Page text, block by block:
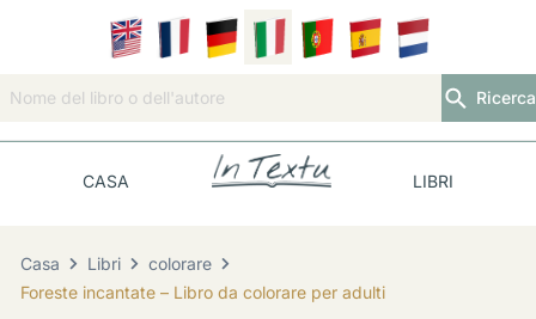
Ricerca
CASA LIBRI
Casa Libri
colorare
Foreste incantate – Libro da colorare per adulti